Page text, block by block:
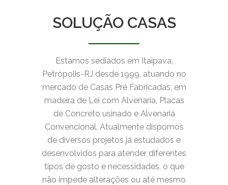
SOLUÇÃO CASAS
Estamos sediados em Itaipava,
Petrópolis-RJ desde 1999, atuando no
mercado de Casas Pré Fabricadas, em
madeira de Lei com Alvenaria, Placas
de Concreto usinado e Alvenaria
Convencional. Atualmente dispomos
de diversos projetos já estudados e
desenvolvidos para atender diferentes
tipos de gosto e necessidades, o que
não impede alterações ou até mesmo